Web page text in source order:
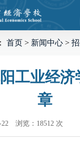
首页 > 新闻中心 >
工业经
章
浏览：18512 次